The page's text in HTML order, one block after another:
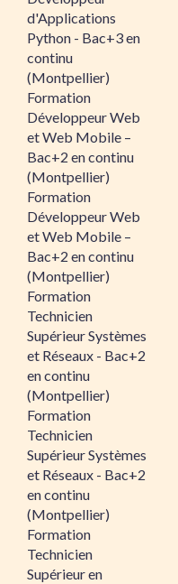
d'Applications
Python - Bac+3 en
continu
(Montpellier)
Formation
Développeur Web
et Web Mobile –
Bac+2 en continu
(Montpellier)
Formation
Développeur Web
et Web Mobile –
Bac+2 en continu
(Montpellier)
Formation
Technicien
Supérieur Systèmes
et Réseaux - Bac+2
en continu
(Montpellier)
Formation
Technicien
Supérieur Systèmes
et Réseaux - Bac+2
en continu
(Montpellier)
Formation
Technicien
Supérieur en